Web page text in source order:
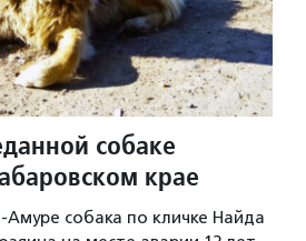
собаке
крае
собака по кличке Найда